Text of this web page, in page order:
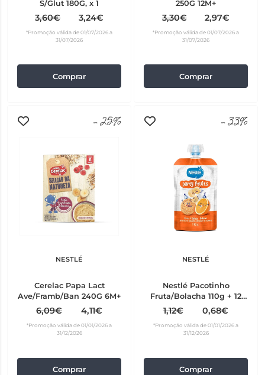
S/Glut 180G, x 1
3,60€ 3,24€
*Promoção válida de 01/07/2026 a
31/07/2026
Comprar
250G 12M+
3,30€ 2,97€
*Promoção válida de 01/07/2026 a
31/07/2026
Comprar
-25%
NESTLÉ
Cerelac Papa Lact
Ave/Framb/Ban 240G 6M+
6,09€ 4,11€
*Promoção válida de 01/01/2026 a
31/12/2026
Comprar
-33%
NESTLÉ
Nestlé Pacotinho
Fruta/Bolacha 110g + 12
meses
1,12€ 0,68€
*Promoção válida de 01/01/2026 a
31/12/2026
Comprar